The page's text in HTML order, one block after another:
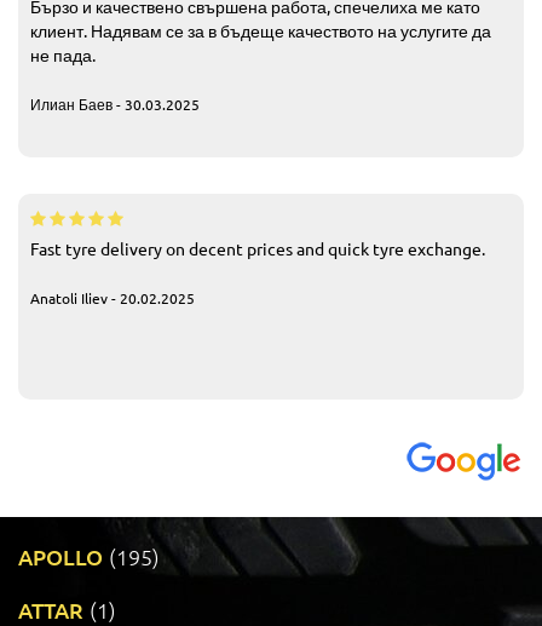
Бързо и качествено свършена работа, спечелиха ме като
клиент. Надявам се за в бъдеще качеството на услугите да
не пада.
Илиан Баев - 30.03.2025
Fast tyre delivery on decent prices and quick tyre exchange.
Anatoli Iliev - 20.02.2025
APOLLO (195)
ATTAR (1)